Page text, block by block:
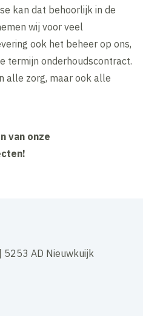
kan dat behoorlijk in de
wij voor veel
ook het beheer op ons,
termijn onderhoudscontract.
alle zorg, maar ook alle
van onze
AD Nieuwkuijk